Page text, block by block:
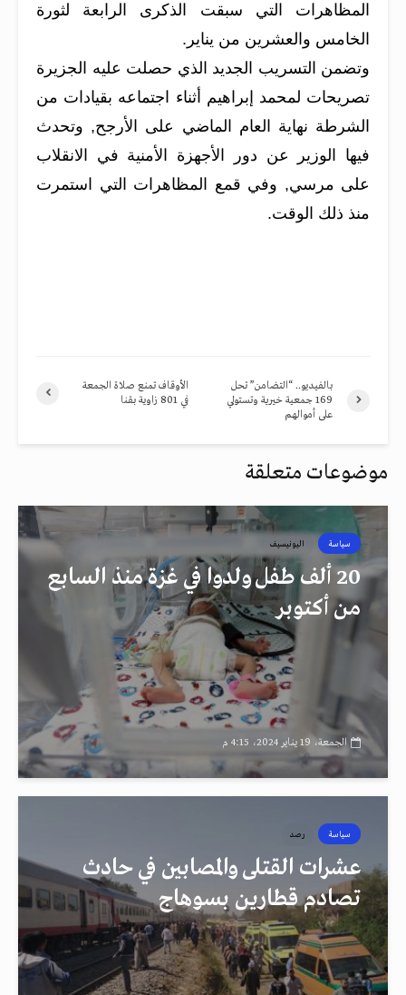
المظاهرات التي سبقت الذكرى الرابعة لثورة
الخامس والعشرين من يناير.
وتضمن التسريب الجديد الذي حصلت عليه الجزيرة
تصريحات لمحمد إبراهيم أثناء اجتماعه بقيادات من
الشرطة نهاية العام الماضي على الأرجح, وتحدث
فيها الوزير عن دور الأجهزة الأمنية في الانقلاب
على مرسي, وفي قمع المظاهرات التي استمرت
منذ ذلك الوقت.
الأوقاف تمنع صلاة الجمعة
في 801 زاوية بقنا
بالفيديو.. “التضامن” تحل
169 جمعية خيرية وتستولي
على أموالهم
موضوعات متعلقة
سياسة اليونيسيف
20 ألف طفل ولدوا في غزة منذ السابع
من أكتوبر
الجمعة، 19 يناير 2024، 4:15 م
سياسة رصد
عشرات القتلى والمصابين في حادث
تصادم قطارين بسوهاج